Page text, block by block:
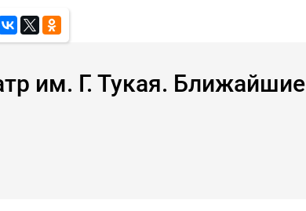
им. Г. Тукая. Ближайшие